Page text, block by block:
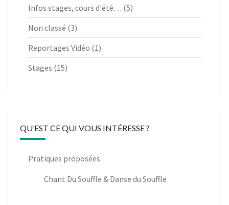
Infos stages, cours d'été… (5)
Non classé (3)
Reportages Vidéo (1)
Stages (15)
QU’EST CE QUI VOUS INTÉRESSE ?
Pratiques proposées
Chant Du Souffle & Danse du Souffle